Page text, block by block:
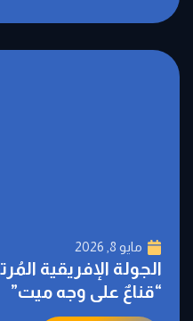
مايو 8, 2026
الجولة الإفريقية
“قناعٌ على وجه ميت”